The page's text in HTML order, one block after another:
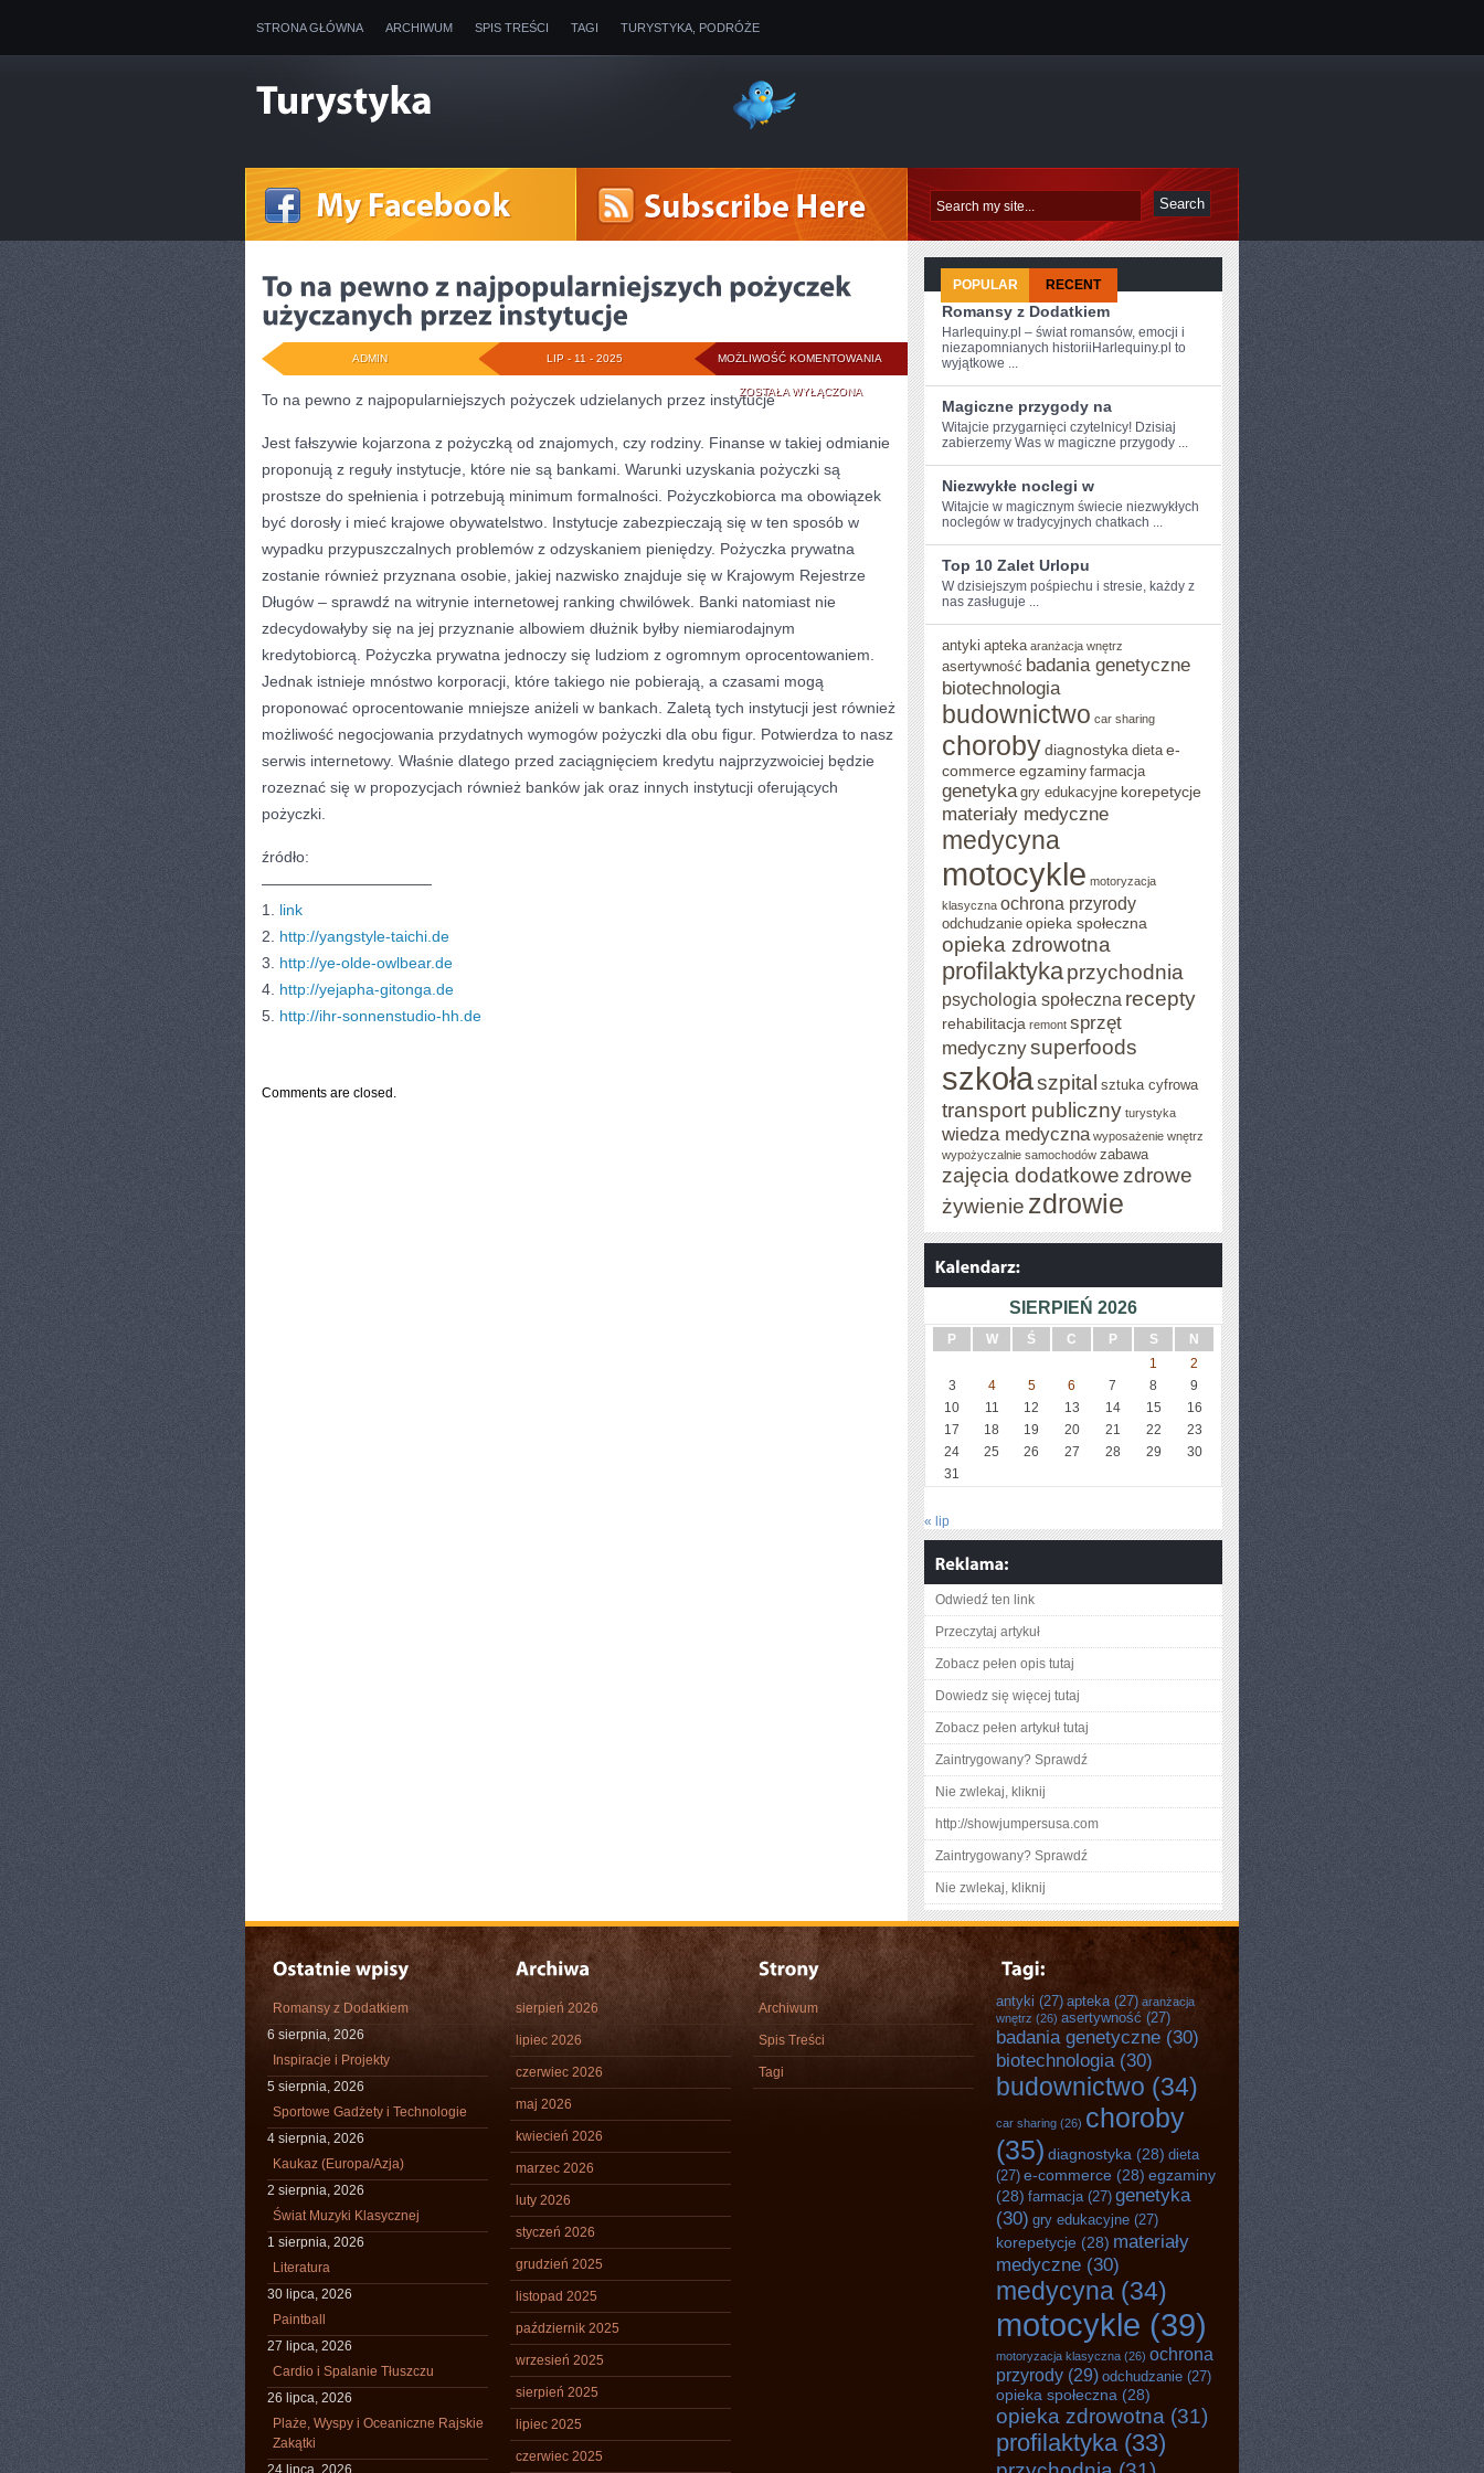
STRONA GŁÓWNA ARCHIWUM SPIS TREŚCI TAGI TURYSTYKA, PODRÓŻE
MOŻLIWOŚĆ KOMENTOWANIA
PEWNO
NAJPOPULARNIEJSZYCH
POŻYCZEK
UŻYCZANYCH
PRZEZ
INSTYTUCJE
ZOSTAŁA WYŁĄCZONA
LIP - 11 - 2025
ADMIN
To na pewno z najpopularniejszych pożyczek udzielanych przez instytucje
Jest fałszywie kojarzona z pożyczką od znajomych, czy rodziny. Finanse w takiej odmianie
proponują z reguły instytucje, które nie są bankami. Warunki uzyskania pożyczki są
prostsze do spełnienia i potrzebują minimum formalności. Pożyczkobiorca ma obowiązek
być dorosły i mieć krajowe obywatelstwo. Instytucje zabezpieczają się w ten sposób w
wypadku przypuszczalnych problemów z odzyskaniem pieniędzy. Pożyczka prywatna
zostanie również przyznana osobie, jakiej nazwisko znajduje się w Krajowym Rejestrze
Długów – sprawdź na witrynie internetowej ranking chwilówek. Banki natomiast nie
zdecydowałyby się na jej przyznanie albowiem dłużnik byłby niemiarodajnym
kredytobiorcą. Pożyczka prywatna jednoczy się ludziom z ogromnym oprocentowaniem.
Jednak istnieje mnóstwo korporacji, które takiego nie pobierają, a czasami mogą
proponować oprocentowanie mniejsze aniżeli w bankach. Zaletą tych instytucji jest również
możliwość negocjowania przydatnych wymogów pożyczki dla obu figur. Potwierdza to nasz
serwis internetowy. Właśnie dlatego przed zaciągnięciem kredytu najprzyzwoiciej będzie
rozeznać się w propozycjach również banków jak oraz innych instytucji oferujących
pożyczki.
źródło:
———————————
1. link
2. http://yangstyle-taichi.de
3. http://ye-olde-owlbear.de
4. http://yejapha-gitonga.de
5. http://ihr-sonnenstudio-hh.de
Comments are closed.
POPULAR RECENT
Romansy z Dodatkiem
Harlequiny.pl – świat romansów, emocji i
niezapomnianych historiiHarlequiny.pl to
wyjątkowe ...
Magiczne przygody na
Witajcie przygarnięci czytelnicy! Dzisiaj
zabierzemy Was w magiczne przygody ...
Niezwykłe noclegi w
Witajcie w​ magicznym świecie‍ niezwykłych
noclegów w tradycyjnych ⁣chatkach ...
Top 10 Zalet Urlopu
W dzisiejszym pośpiechu i stresie, każdy z
nas zasługuje ...
antyki apteka aranżacja wnętrz
asertywność badania genetyczne
biotechnologia
budownictwo car sharing
chorobydiagnostyka dieta e-
commerceegzaminy farmacja
genetyka gry edukacyjne korepetycje
materiały medyczne
medycyna
motocykle motoryzacja
klasyczna ochrona przyrody
odchudzanie opieka społeczna
opieka zdrowotna
profilaktykaprzychodnia
psychologia społeczna recepty
rehabilitacja remont sprzęt
medycznysuperfoods
szkołaszpital sztuka cyfrowa
transport publiczny turystyka
wiedza medyczna wyposażenie wnętrz
wypożyczalnie samochodów zabawa
zajęcia dodatkowe zdrowe
żywienie zdrowie
SIERPIEŃ 2026
P W Ś C P S
N
1
2
3
4 5 6 7 8
9
10
11 12 13 14 15
16
17
18 19 20 21 22
23
24
25 26 27 28 29
30
31
« lip
Odwiedź ten link
Przeczytaj artykuł
Zobacz pełen opis tutaj
Dowiedz się więcej tutaj
Zobacz pełen artykuł tutaj
Zaintrygowany? Sprawdź
Nie zwlekaj, kliknij
http://showjumpersusa.com
Zaintrygowany? Sprawdź
Nie zwlekaj, kliknij
Romansy z Dodatkiem
6 sierpnia, 2026
Inspiracje i Projekty
5 sierpnia, 2026
Sportowe Gadżety i Technologie
4 sierpnia, 2026
Kaukaz (Europa/Azja)
2 sierpnia, 2026
Świat Muzyki Klasycznej
1 sierpnia, 2026
Literatura
30 lipca, 2026
Paintball
27 lipca, 2026
Cardio i Spalanie Tłuszczu
26 lipca, 2026
Plaże, Wyspy i Oceaniczne Rajskie
Zakątki
24 lipca, 2026
sierpień 2026
lipiec 2026
czerwiec 2026
maj 2026
kwiecień 2026
marzec 2026
luty 2026
styczeń 2026
grudzień 2025
listopad 2025
październik 2025
wrzesień 2025
sierpień 2025
lipiec 2025
czerwiec 2025
Archiwum
Spis Treści
Tagi
antyki (27) apteka(27) aranżacja
wnętrz (26) asertywność (27)
badania genetyczne (30)
biotechnologia(30)
budownictwo (34)
car sharing (26) choroby
(35) diagnostyka (28) dieta
(27) e-commerce (28) egzaminy
(28) farmacja(27) genetyka
(30) gry edukacyjne (27)
korepetycje (28) materiały
medyczne (30)
medycyna (34)
motocykle (39)
motoryzacja klasyczna (26) ochrona
przyrody (29) odchudzanie (27)
opieka społeczna (28)
opieka zdrowotna (31)
profilaktyka(33)